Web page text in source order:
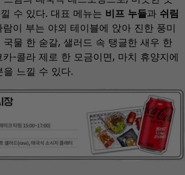
수 있다. 대표 메뉴는 비프 누들과 쉬림
람이 부는 야외 테이블에 앉아 진한 풍미
물 한 숟갈, 샐러드 속 탱글한 새우 한
-콜라 제로 한 모금이면, 마치 휴양지에
느낄 수 있다.